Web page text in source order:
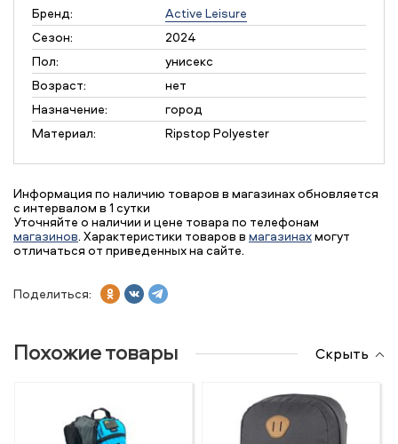
Бренд:
Active Leisure
Сезон:
2024
Пол:
унисекс
Возраст:
нет
Назначение:
город
Материал:
Ripstop Polyester
Информация по наличию товаров в магазинах обновляется
с интервалом в 1 сутки
Уточняйте о наличии и цене товара по телефонам
магазинов. Характеристики товаров в магазинахмогут
отличаться от приведенных на сайте.
Поделиться:
Похожие товары Скрыть